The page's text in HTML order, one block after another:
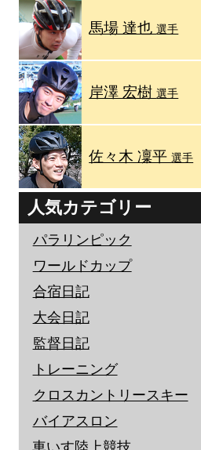
馬場 達也選手
岸澤 宏樹選手
佐々木 凜平選手
人気カテゴリー
パラリンピック
ワールドカップ
合宿日記
大会日記
監督日記
トレーニング
クロスカントリースキー
バイアスロン
車いす陸上競技